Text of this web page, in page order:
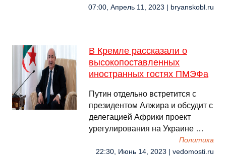
07:00, Апрель 11, 2023 | bryanskobl.ru
В Кремле рассказали о
высокопоставленных
иностранных гостях ПМЭФа
Путин отдельно встретится с
президентом Алжира и обсудит с
делегацией Африки проект
урегулирования на Украине …
Политика
22:30, Июнь 14, 2023 | vedomosti.ru